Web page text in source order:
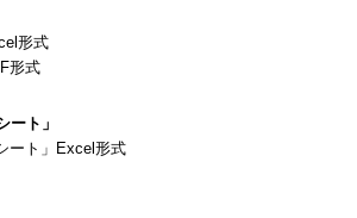
形式
形式
ート」
ート」Excel形式